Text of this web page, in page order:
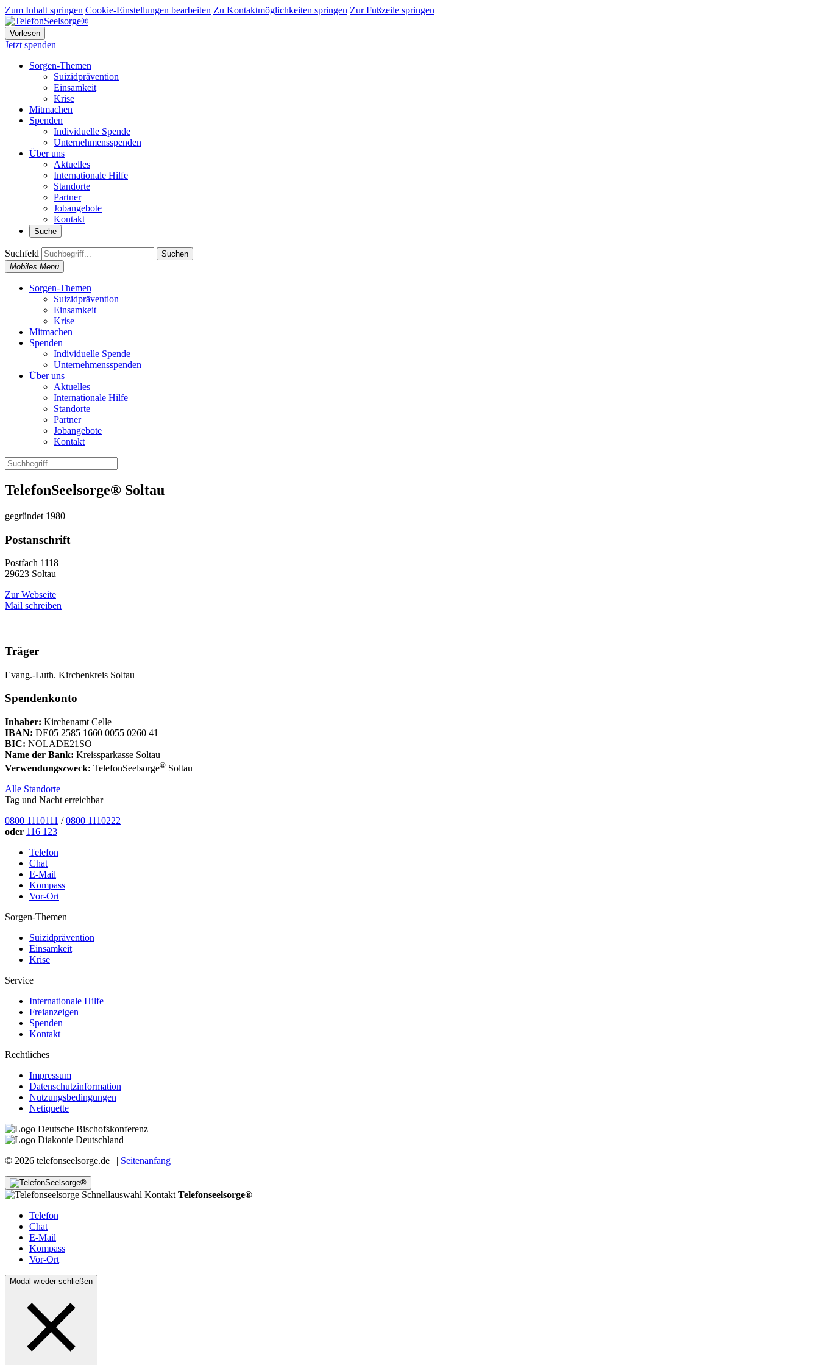
Zum Inhalt springen Cookie-Einstellungen bearbeiten Zu Kontaktmöglichkeiten springen Zur Fußzeile springen
Vorlesen
Jetzt spenden
Sorgen-Themen
Suizidprävention
Einsamkeit
Krise
Mitmachen
Spenden
Individuelle Spende
Unternehmensspenden
Über uns
Aktuelles
Internationale Hilfe
Standorte
Partner
Jobangebote
Kontakt
Suche
Suchfeld
Suchen
Mobiles Menü
Sorgen-Themen
Suizidprävention
Einsamkeit
Krise
Mitmachen
Spenden
Individuelle Spende
Unternehmensspenden
Über uns
Aktuelles
Internationale Hilfe
Standorte
Partner
Jobangebote
Kontakt
TelefonSeelsorge® Soltau
gegründet 1980
Postanschrift
Postfach 1118
29623 Soltau
Zur Webseite
Mail schreiben
Träger
Evang.-Luth. Kirchenkreis Soltau
Spendenkonto
Inhaber: Kirchenamt Celle
IBAN: DE05 2585 1660 0055 0260 41
BIC: NOLADE21SO
Name der Bank: Kreissparkasse Soltau
Verwendungszweck: TelefonSeelsorge® Soltau
Alle Standorte
Tag und Nacht erreichbar
0800 1110111 /0800 1110222
oder 116 123
Telefon
Chat
E-Mail
Kompass
Vor-Ort
Sorgen-Themen
Suizidprävention
Einsamkeit
Krise
Service
Internationale Hilfe
Freianzeigen
Spenden
Kontakt
Rechtliches
Impressum
Datenschutzinformation
Nutzungsbedingungen
Netiquette
© 2026 telefonseelsorge.de | Seitenanfang
Telefonseelsorge®
Telefon
Chat
E-Mail
Kompass
Vor-Ort
Modal wieder schließen